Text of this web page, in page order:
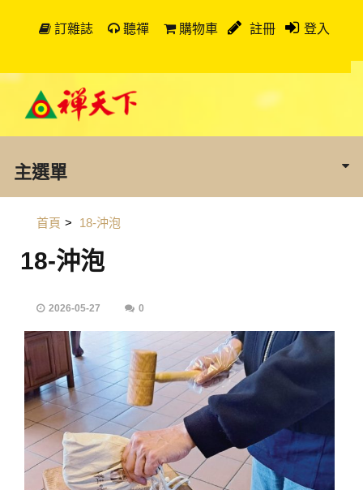
訂雜誌 聽禪 購物車 註冊 登入
主選單
首頁 > 18-沖泡
18-沖泡
2026-05-27 0